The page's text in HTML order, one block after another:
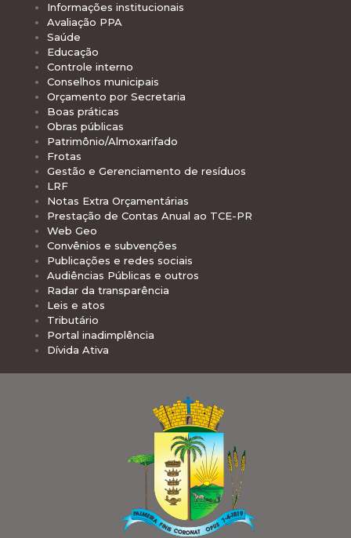
Informações institucionais
Avaliação PPA
Saúde
Educação
Controle interno
Conselhos municipais
Orçamento por Secretaria
Boas práticas
Obras públicas
Patrimônio/Almoxarifado
Frotas
Gestão e Gerenciamento de resíduos
LRF
Notas Extra Orçamentárias
Prestação de Contas Anual ao TCE-PR
Web Geo
Convênios e subvenções
Publicações e redes sociais
Audiências Públicas e outros
Radar da transparência
Leis e atos
Tributário
Portal inadimplência
Dívida Ativa